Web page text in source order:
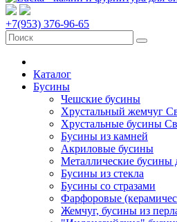
+7(953) 376-96-65
Каталог
Бусины
Чешские бусины
Хрустальный жемчуг
Хрустальные бусины
Бусины из камней
Акриловые бусины
Металлические бусины
Бусины из стекла
Бусины со стразами
Фарфоровые
Жемчуг, бусины из